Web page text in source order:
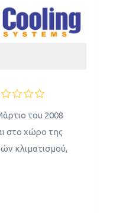
του 2008
στο χώρο της
κλιματισμού,